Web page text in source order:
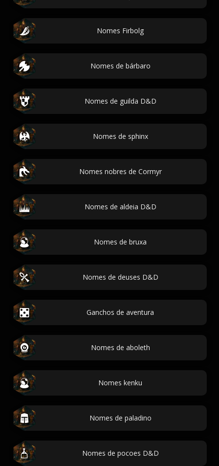
Nomes Firbolg
Nomes de bárbaro
Nomes de guilda D&D
Nomes de sphinx
Nomes nobres de Cormyr
Nomes de aldeia D&D
Nomes de bruxa
Nomes de deuses D&D
Ganchos de aventura
Nomes de aboleth
Nomes kenku
Nomes de paladino
Nomes de pocoes D&D